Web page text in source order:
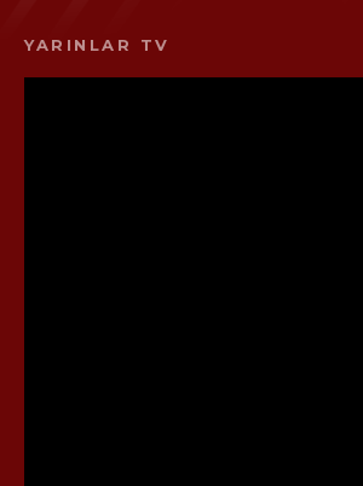
YARINLAR TV